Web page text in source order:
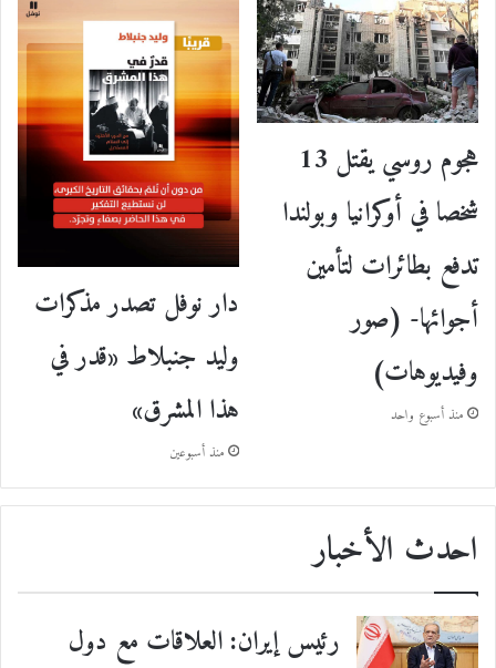
هجوم روسي يقتل 13
شخصا في أوكرانيا وبولندا
تدفع بطائرات لتأمين
أجوائها- (صور
وفيديوهات)
منذ أسبوع واحد
دار نوفل تصدر مذكرات
وليد جنبلاط «قدر في
هذا المشرق»
منذ أسبوعين
احدث الأخبار
رئيس إيران: العلاقات مع دول